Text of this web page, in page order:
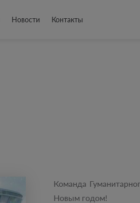
Новости Контакты
Команда
Новым годом!